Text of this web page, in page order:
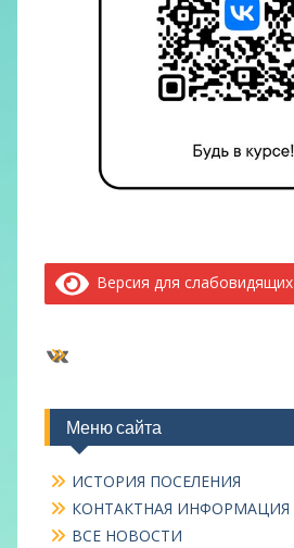
Версия для слабовидящих
ВКонтакте
Меню сайта
ИСТОРИЯ ПОСЕЛЕНИЯ
КОНТАКТНАЯ ИНФОРМАЦИЯ
ВСЕ НОВОСТИ